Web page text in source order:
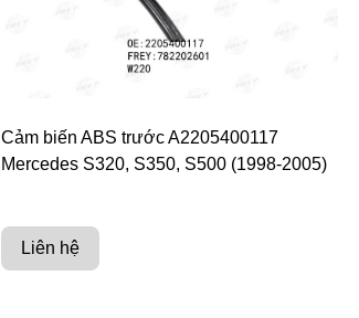
Cảm biến ABS trước A2205400117
Mercedes S320, S350, S500 (1998-2005)
Liên hệ